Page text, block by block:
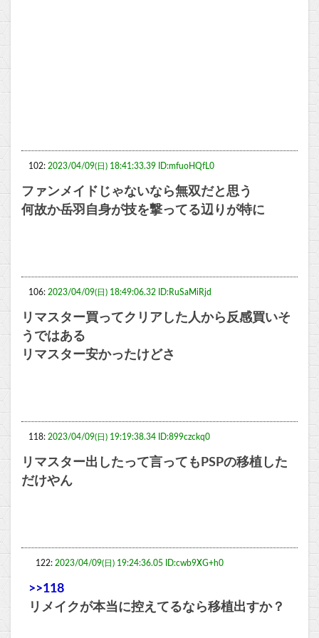
102: 2023/04/09(日) 18:41:33.39 ID:mfuoHQfL0
ファンメイドじゃないなら無双だと思う
何故か岳羽自身が技を撃ってる辺りが特に
106: 2023/04/09(日) 18:49:06.32 ID:RuSaMiRjd
リマスター買ってクリアした人から反感買いそ
うではある
リマスター安かったけどさ
118: 2023/04/09(日) 19:19:38.34 ID:899czckq0
リマスター出したって言ってもPSPの移植した
だけやん
122: 2023/04/09(日) 19:24:36.05 ID:cwb9XG+h0
>>118
リメイクが本当に控えてるなら移植出すか？